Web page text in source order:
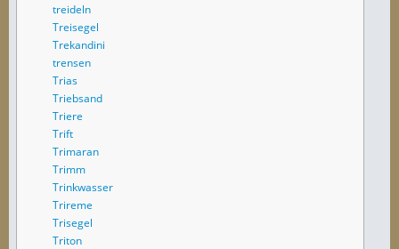
treideln
Treisegel
Trekandini
trensen
Trias
Triebsand
Triere
Trift
Trimaran
Trimm
Trinkwasser
Trireme
Trisegel
Triton